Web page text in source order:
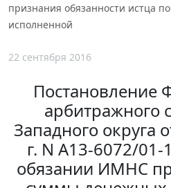
признания обязанности истца
исполненной
22 сентября 2016
Постановление
арбитражного
Западного округа
г. N А13-6072/
обязании ИМНС